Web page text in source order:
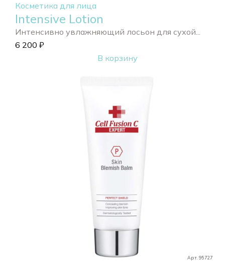
Косметика для лица
Intensive Lotion
Интенсивно увлажняющий лосьон для сухой...
6 200 ₽
В корзину
Арт. 95727